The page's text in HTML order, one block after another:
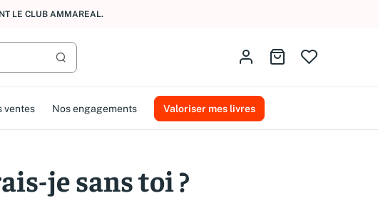
LE CLUB AMMAREAL.
Lancer la recherche
Identifiez-vousAller au panier
ventes Nos engagements Valoriser mes livres
je sans toi ?